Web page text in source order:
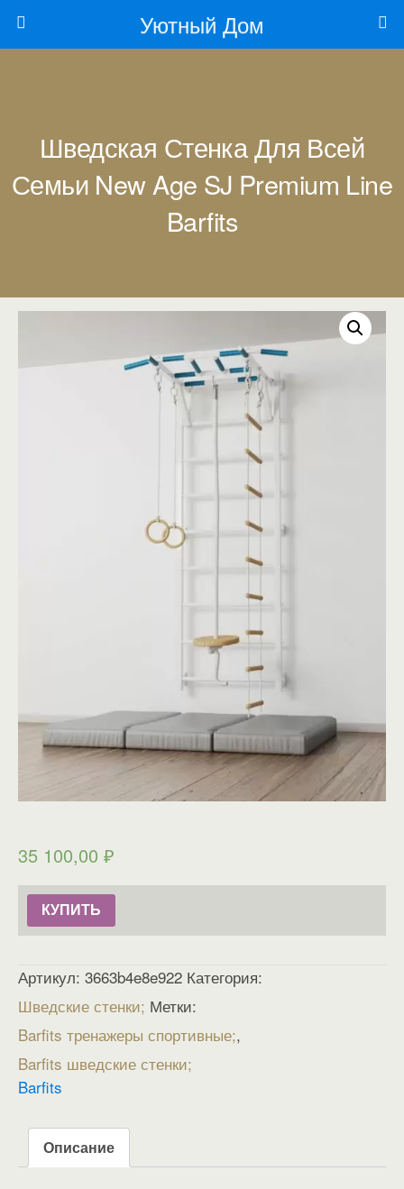
Уютный Дом
Шведская Стенка Для Всей
Семьи New Age SJ Premium Line
Barfits
35 100,00 ₽
КУПИТЬ
Артикул: 3663b4e8e922 Категория:
Шведские стенки Метки:
Barfits тренажеры спортивные ,
Barfits шведские стенки
Barfits
Описание